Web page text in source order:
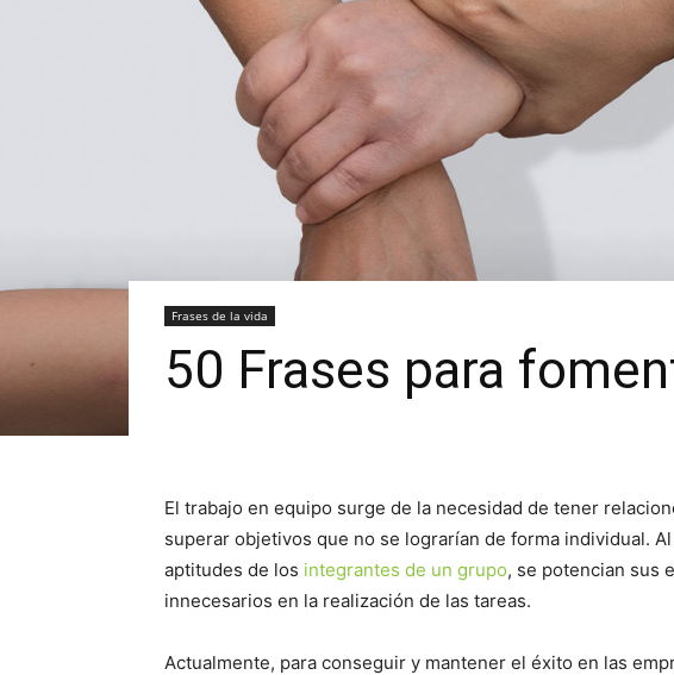
Frases de la vida
50 Frases para
El trabajo en equipo surge de la necesidad de tener
superar objetivos que no se lograrían de forma individual.
aptitudes de los integrantes de un grupo, se potencian sus
innecesarios en la realización de las tareas.
Actualmente, para conseguir y mantener el éxito en las